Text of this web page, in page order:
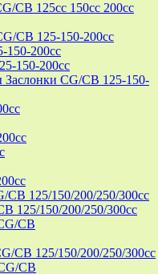
CB 125cc 150cc 200cc
CB 125-150-200cc
150-200cc
150-200cc
CG/CB 125-150-
125/150/200/250/300cc
125/150/200/250/300cc
CB
CB 125/150/200/250/300cc
CB